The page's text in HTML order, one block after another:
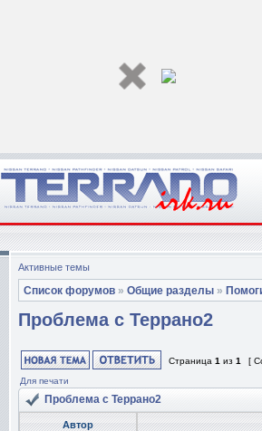
Активные темы
Список форумов » Общие разделы »
Проблема с Террано2
Страница 1 из 1
[
Для печати
Проблема с Террано2
Автор